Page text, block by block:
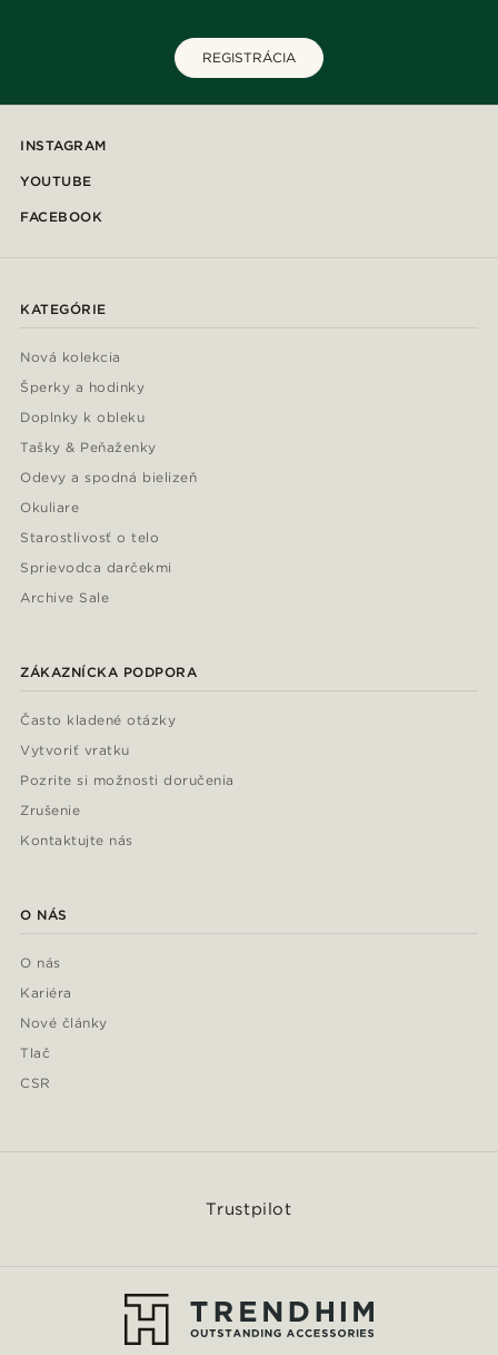
REGISTRÁCIA
INSTAGRAM
YOUTUBE
FACEBOOK
KATEGÓRIE
Nová kolekcia
Šperky a hodinky
Doplnky k obleku
Tašky & Peňaženky
Odevy a spodná bielizeň
Okuliare
Starostlivosť o telo
Sprievodca darčekmi
Archive Sale
ZÁKAZNÍCKA PODPORA
Často kladené otázky
Vytvoriť vratku
Pozrite si možnosti doručenia
Zrušenie
Kontaktujte nás
O NÁS
O nás
Kariéra
Nové články
Tlač
CSR
Trustpilot